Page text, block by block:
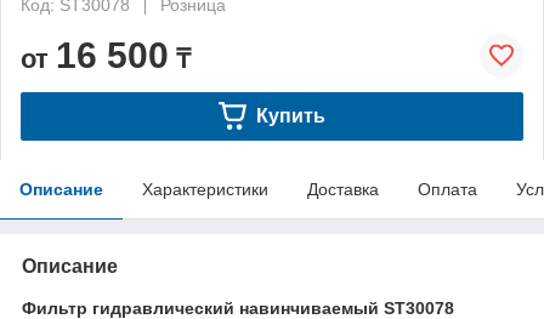
Код: ST30078
Розница
от 16 500 ₸
Купить
Описание Характеристики Доставка Оплата
Описание
Фильтр гидравлический навинчиваемый ST30078